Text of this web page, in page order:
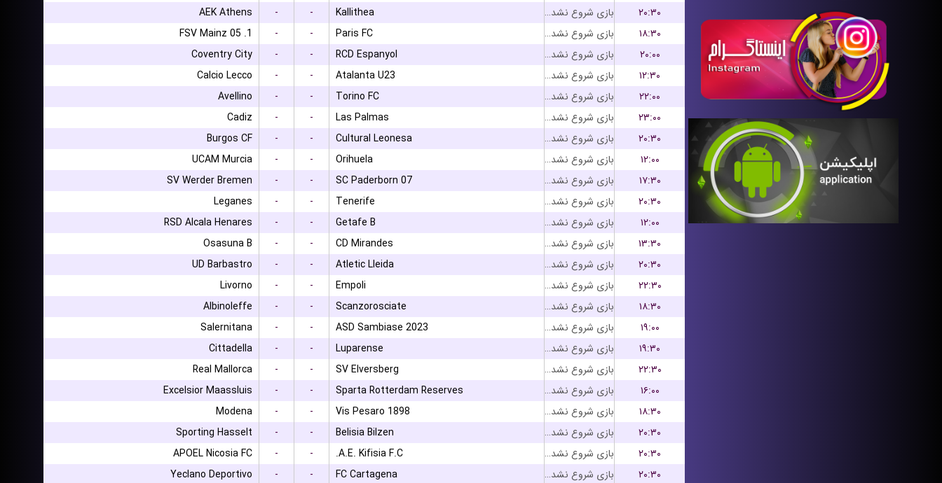
AEK Athens
- - Kallithea بازی شروع نشده است
۲۰:۳۰
1. FSV Mainz 05
- - Paris FC بازی شروع نشده است
۱۸:۳۰
Coventry City
- - RCD Espanyol بازی شروع نشده است
۲۰:۰۰
Calcio Lecco
- - Atalanta U23 بازی شروع نشده است
۱۲:۳۰
Avellino
- - Torino FC بازی شروع نشده است
۲۲:۰۰
Cadiz
- - Las Palmas بازی شروع نشده است
۲۳:۰۰
Burgos CF
- - Cultural Leonesa بازی شروع نشده است
۲۰:۳۰
UCAM Murcia
- - Orihuela بازی شروع نشده است
۱۲:۰۰
SV Werder Bremen
- - SC Paderborn 07 بازی شروع نشده است
۱۷:۳۰
Leganes
- - Tenerife بازی شروع نشده است
۲۰:۳۰
RSD Alcala Henares
- - Getafe B بازی شروع نشده است
۱۲:۰۰
Osasuna B
- - CD Mirandes بازی شروع نشده است
۱۳:۳۰
UD Barbastro
- - Atletic Lleida بازی شروع نشده است
۲۰:۳۰
Livorno
- - Empoli بازی شروع نشده است
۲۲:۳۰
Albinoleffe
- - Scanzorosciate بازی شروع نشده است
۱۸:۳۰
Salernitana
- - ASD Sambiase 2023 بازی شروع نشده است
۱۹:۰۰
Cittadella
- - Luparense بازی شروع نشده است
۱۹:۳۰
Real Mallorca
- - SV Elversberg بازی شروع نشده است
۲۲:۳۰
Excelsior Maassluis
- - Sparta Rotterdam Reserves بازی شروع نشده است
۱۶:۰۰
Modena
- - Vis Pesaro 1898 بازی شروع نشده است
۱۸:۳۰
Sporting Hasselt
- - Belisia Bilzen بازی شروع نشده است
۲۰:۳۰
APOEL Nicosia FC
- - A.E. Kifisia F.C. بازی شروع نشده است
۲۰:۳۰
Yeclano Deportivo
- - FC Cartagena بازی شروع نشده است
۲۰:۳۰